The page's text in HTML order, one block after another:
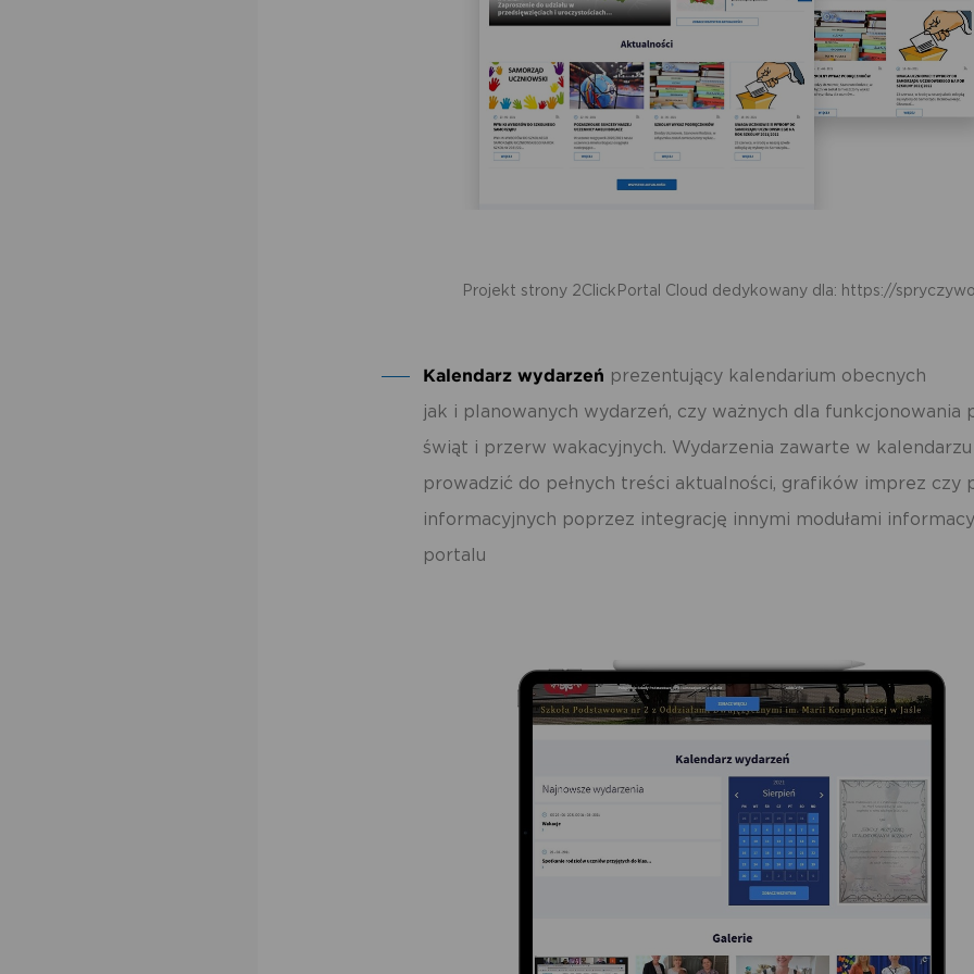
Projekt strony 2ClickPortal Cloud dedykowany dla: https://
Kalendarz wydarzeń prezentujący kalendarium obecnych
jak i planowanych wydarzeń, czy ważnych dla funkcjonowania
świąt i przerw wakacyjnych. Wydarzenia zawarte w
prowadzić do pełnych treści aktualności, grafików imprez czy
informacyjnych poprzez integrację innymi modułami
portalu
usług. Firmy te działają w charakterze pośredników prezentujących nasze treści w
postaci wiadomości, ofert, komunikatów mediów społecznościowych.